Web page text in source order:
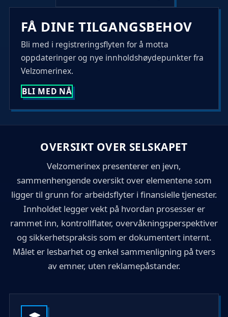
FÅ DINE TILGANGSBEHOV
Bli med i registreringsflyten for å motta
oppdateringer og nye innholdshøydepunkter fra
Velzomerinex.
BLI MED NÅ
OVERSIKT OVER SELSKAPET
Velzomerinex presenterer en jevn,
sammenhengende oversikt over elementene som
ligger til grunn for arbeidsflyter i finansielle tjenester.
Innholdet legger vekt på hvordan prosesser er
rammet inn, kontrollflater, overvåkningsperspektiver
og sikkerhetspraksis som er dokumentert internt.
Målet er lesbarhet og enkel sammenligning på tvers
av emner, uten reklamepåstander.